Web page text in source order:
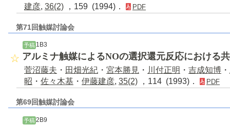
建彦, 36(2) ，159 (1994)． PDF
第71回触媒討論会
予稿 1B3
アルミナ触媒によるNOの選択還元反応における
菅沼藤夫 ・ 田畑光紀 ・ 宮本勝見 ・ 川付正明 ・ 吉成知博 ・
昭 ・ 佐々木基 ・ 伊藤建彦, 35(2) ，114 (1993)． PDF
第69回触媒討論会
予稿2B9